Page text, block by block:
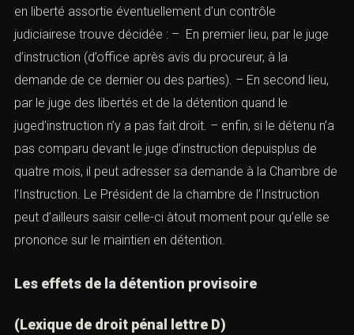
en liberté assortie éventuellement d’un contrôle
judiciairese trouve décidée : – En premier lieu, par le juge
d’instruction (d’office après avis du procureur, à la
demande de ce dernier ou des parties). – En second lieu,
par le juge des libertés et de la détention quand le
juged’instruction n’y a pas fait droit. – enfin, si le détenu n’a
pas comparu devant le juge d’instruction depuisplus de
quatre mois, il peut adresser sa demande à la Chambre de
l’Instruction. Le Président de la chambre de l’Instruction
peut d’ailleurs saisir celle-ci àtout moment pour qu’elle se
prononce sur le maintien en détention.
Les effets de la détention provisoire
(Lexique de droit pénal lettre D)